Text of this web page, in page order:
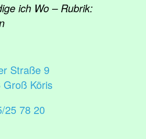
ich Wo – Rubrik:
Straße 9
Groß Köris
25 78 20